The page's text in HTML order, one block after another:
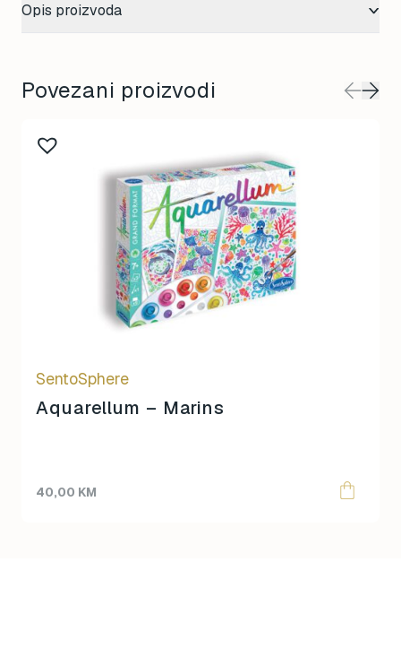
Opis proizvoda
Povezani proizvodi
SentoSphere
Aquarellum – Marins
40,00 KM